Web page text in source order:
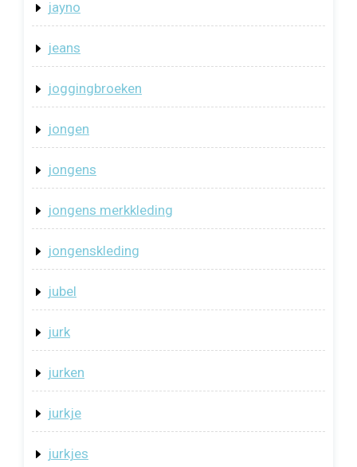
jayno
jeans
joggingbroeken
jongen
jongens
jongens merkkleding
jongenskleding
jubel
jurk
jurken
jurkje
jurkjes